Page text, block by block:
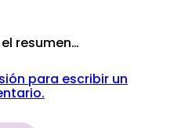
resumen…
para escribir un